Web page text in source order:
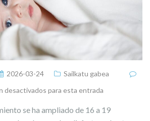
2026-03-24
Sailkatu gabea
desactivados para esta entrada
se ha ampliado de 16 a 19